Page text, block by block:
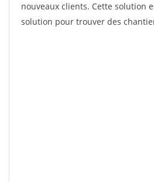
nouveaux clients. Cette solution
solution pour trouver des